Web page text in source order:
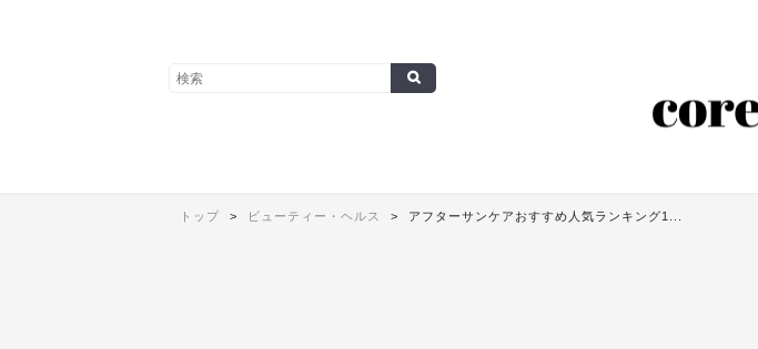
トップ ビューティー・ヘルス アフターサンケアおすすめ人気ランキング1...